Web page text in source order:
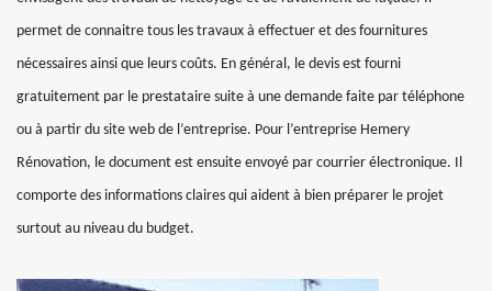
permet de connaitre tous les travaux à effectuer et des fournitures
nécessaires ainsi que leurs coûts. En général, le devis est fourni
gratuitement par le prestataire suite à une demande faite par téléphone
ou à partir du site web de l’entreprise. Pour l’entreprise Hemery
Rénovation, le document est ensuite envoyé par courrier électronique. Il
comporte des informations claires qui aident à bien préparer le projet
surtout au niveau du budget.